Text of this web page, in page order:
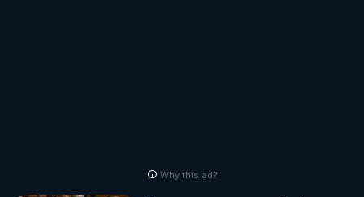
Why this ad?